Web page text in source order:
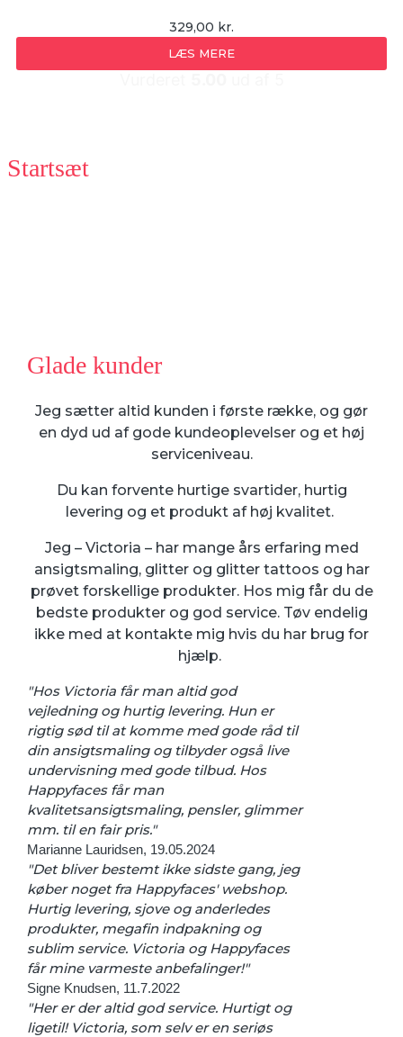
329,00 kr.
LÆS MERE
Startsæt
Glade kunder
Jeg sætter altid kunden i første række, og gør
en dyd ud af gode kundeoplevelser og et høj
serviceniveau.
Du kan forvente hurtige svartider, hurtig
levering og et produkt af høj kvalitet.
Jeg – Victoria – har mange års erfaring med
ansigtsmaling, glitter og glitter tattoos og har
prøvet forskellige produkter. Hos mig får du de
bedste produkter og god service. Tøv endelig
ikke med at kontakte mig hvis du har brug for
hjælp.
"Hos Victoria får man altid god
vejledning og hurtig levering. Hun er
rigtig sød til at komme med gode råd til
din ansigtsmaling og tilbyder også live
undervisning med gode tilbud. Hos
Happyfaces får man
kvalitetsansigtsmaling, pensler, glimmer
mm. til en fair pris."
Marianne Lauridsen, 19.05.2024
"Det bliver bestemt ikke sidste gang, jeg
køber noget fra Happyfaces' webshop.
Hurtig levering, sjove og anderledes
produkter, megafin indpakning og
sublim service. Victoria og Happyfaces
får mine varmeste anbefalinger!"
Signe Knudsen, 11.7.2022
"Her er der altid god service. Hurtigt og
ligetil! Victoria, som selv er en seriøs